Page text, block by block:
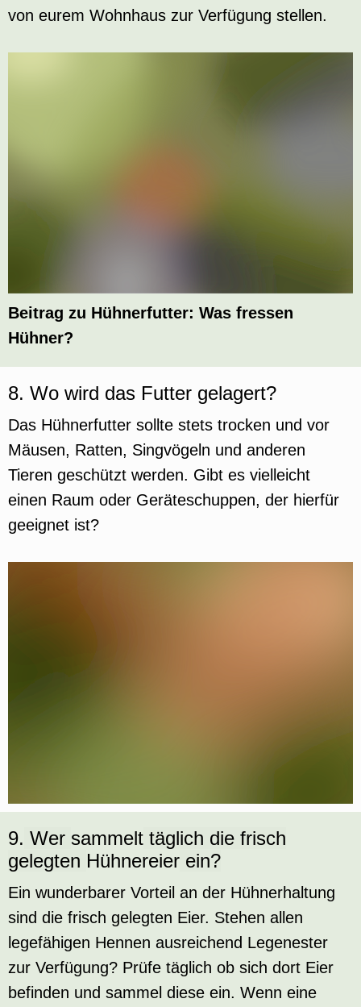
von eurem Wohnhaus zur Verfügung stellen.
Beitrag zu Hühnerfutter: Was fressen
Hühner?
8. Wo wird das Futter gelagert?
Das Hühnerfutter sollte stets trocken und vor
Mäusen, Ratten, Singvögeln und anderen
Tieren geschützt werden. Gibt es vielleicht
einen Raum oder Geräteschuppen, der hierfür
geeignet ist?
9. Wer sammelt täglich die frisch
gelegten Hühnereier ein?
Ein wunderbarer Vorteil an der Hühnerhaltung
sind die frisch gelegten Eier. Stehen allen
legefähigen Hennen ausreichend Legenester
zur Verfügung? Prüfe täglich ob sich dort Eier
befinden und sammel diese ein. Wenn eine